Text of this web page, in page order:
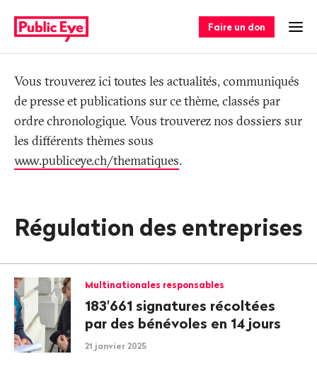
sur
publiceye.ch
rapide
Faire un don
TagVous trouverez ici toutes les actualités, communiqués
de presse et publications sur ce thème, classés par
ordre chronologique. Vous trouverez nos dossiers sur
les différents thèmes sous
www.publiceye.ch/thematiques.
Régulation des entreprises
Multinationales responsables
183'661 signatures récoltées
par des bénévoles en 14 jours
21 janvier 2025